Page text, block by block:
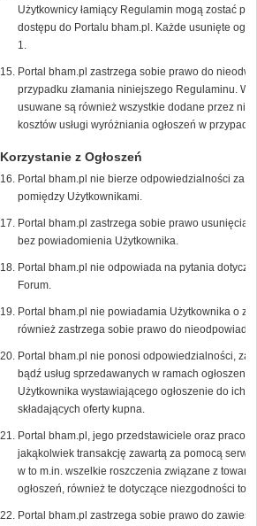
Użytkownicy łamiący Regulamin mogą zostać
dostępu do Portalu bham.pl. Każde usunięte
1.
Portal bham.pl zastrzega sobie prawo do
przypadku złamania niniejszego Regulaminu.
usuwane są również wszystkie dodane przez
kosztów usługi wyróżniania ogłoszeń w
Korzystanie z Ogłoszeń
Portal bham.pl nie bierze odpowiedzialności za
pomiędzy Użytkownikami.
Portal bham.pl zastrzega sobie prawo
bez powiadomienia Użytkownika.
Portal bham.pl nie odpowiada na pytania
Forum.
Portal bham.pl nie powiadamia Użytkownika o
również zastrzega sobie prawo do
Portal bham.pl nie ponosi odpowiedzialności,
bądź usług sprzedawanych w ramach
Użytkownika wystawiającego ogłoszenie do ich
składających oferty kupna.
Portal bham.pl, jego przedstawiciele oraz
jakąkolwiek transakcję zawartą za pomocą
w to m.in. wszelkie roszczenia związane z
ogłoszeń, również te dotyczące niezgodności
Portal bham.pl zastrzega sobie prawo do